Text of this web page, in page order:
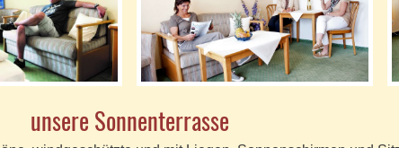
unsere Sonnenterrasse